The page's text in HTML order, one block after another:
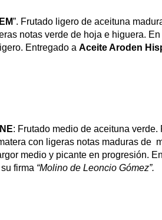
”. Frutado ligero de aceituna
notas verde de hoja e higuera.
Entregado a Aceite Aroden
: Frutado medio de aceituna
con ligeras notas maduras de
medio y picante en progresión.
firma “Molino de Leoncio Gómez”.